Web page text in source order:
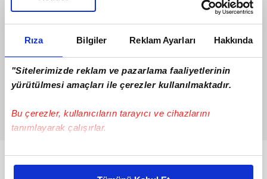
Rıza Bilgiler Reklam Ayarları Hakkında
"Sitelerimizde reklam ve pazarlama faaliyetlerinin
yürütülmesi amaçları ile çerezler kullanılmaktadır.
Bu çerezler, kullanıcıların tarayıcı ve cihazlarını
tanımlayarak çalışırlar.
Bu çerezlere izin vermeniz halinde sizlere özel
Bunlar da Var